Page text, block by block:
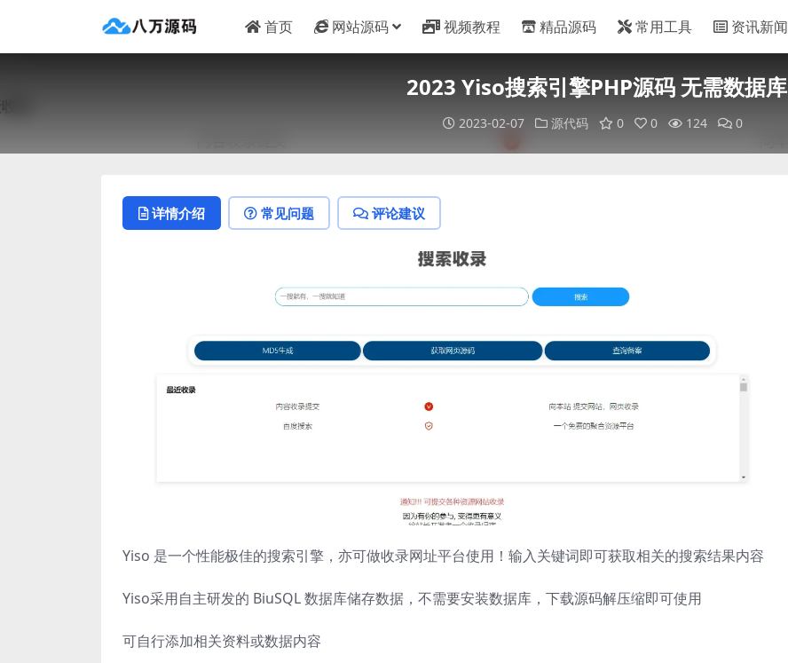
首页 网站源码 视频教程 精品源码 常用工具 资讯新闻
2023 Yiso搜索引擎PHP源码 无需数据库
2023-02-07 源代码 0 0 124 0
详情介绍 常见问题 评论建议
Yiso 是一个性能极佳的搜索引擎，亦可做收录网址平台使用！输入关键词即可获取相关的搜索结果内容
Yiso采用自主研发的 BiuSQL 数据库储存数据，不需要安装数据库，下载源码解压缩即可使用
可自行添加相关资料或数据内容